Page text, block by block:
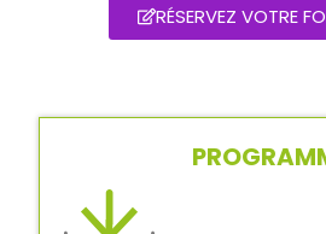
RÉSERVEZ VOTRE